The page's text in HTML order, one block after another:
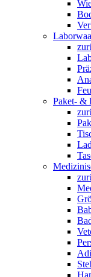
Paket- &